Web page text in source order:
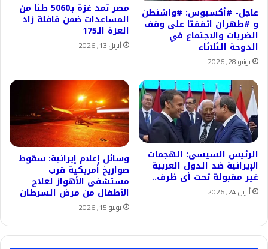
عاجل- #أكسيوس: #واشنطن
و #طهران اتفقتا على وقف
الضربات والاجتماع في
الدوحة الثلاثاء
يونيو 28, 2026
مصر تمد غزة بـ5060 طنا من
المساعدات ضمن قافلة زاد
العزة الـ175
أبريل 13, 2026
الرئيس السيسى: الهجمات
الإيرانية ضد الدول العربية
غير مقبولة تحت أى ظرف..
أبريل 24, 2026
وسائل إعلام إيرانية: سقوط
صواريخ أمريكية قرب
مستشفى الأهواز لعلاج
الأطفال من مرض السرطان
يوليو 15, 2026